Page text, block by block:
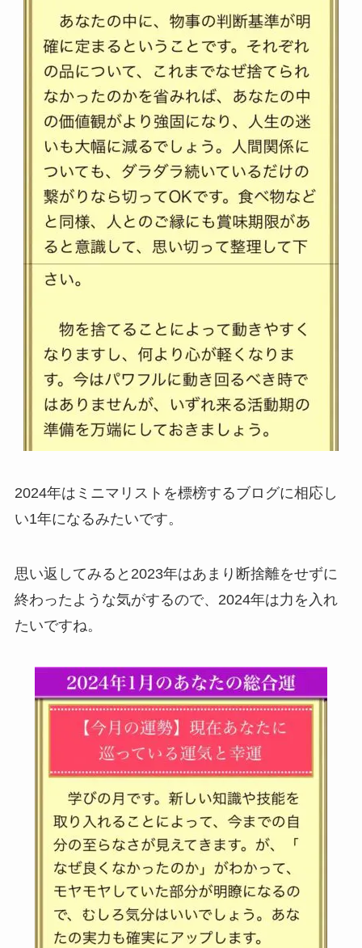
2024年はミニマリストを標榜するブログに相応し
い1年になるみたいです。
思い返してみると2023年はあまり断捨離をせずに
終わったような気がするので、2024年は力を入れ
たいですね。